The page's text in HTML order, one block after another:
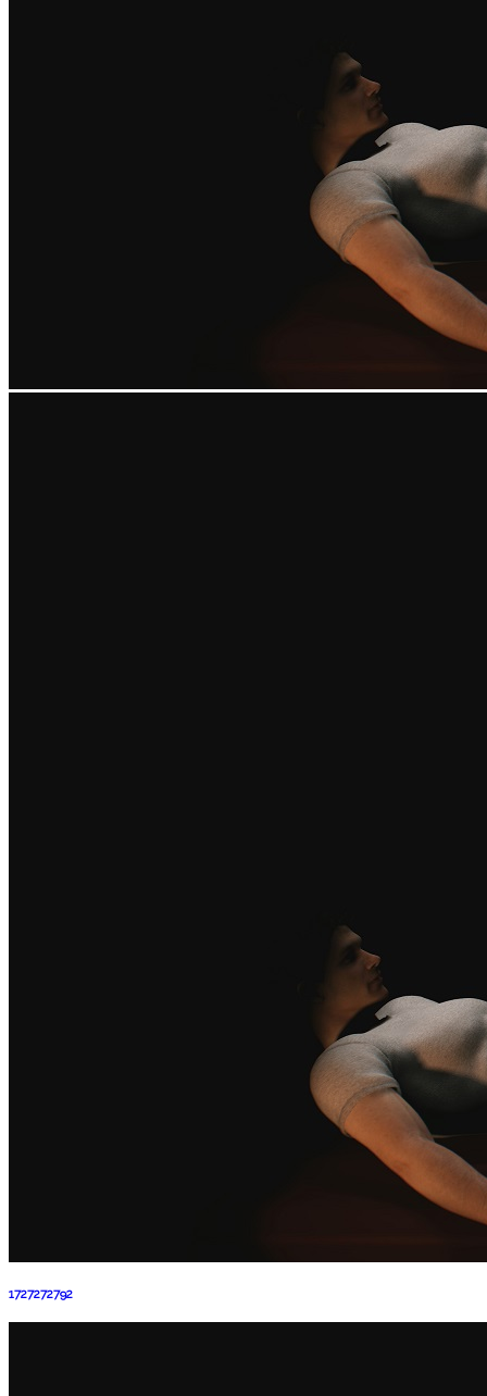
1727272792